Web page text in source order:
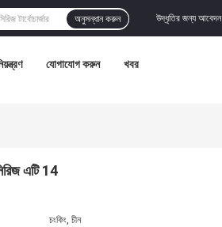
উদ্ধৃতির জন্য আবেদন
অনুসন্ধান করুন
যোগাযোগ করুন খবর
এটি 14
চংকিং, চীন